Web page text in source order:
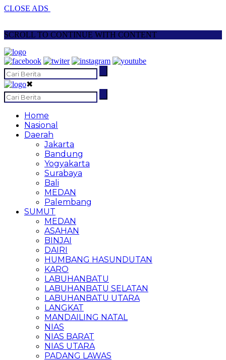
CLOSE ADS
SCROLL TO CONTINUE WITH CONTENT
✖
Home
Nasional
Daerah
Jakarta
Bandung
Yogyakarta
Surabaya
Bali
MEDAN
Palembang
SUMUT
MEDAN
ASAHAN
BINJAI
DAIRI
HUMBANG HASUNDUTAN
KARO
LABUHANBATU
LABUHANBATU SELATAN
LABUHANBATU UTARA
LANGKAT
MANDAILING NATAL
NIAS
NIAS BARAT
NIAS UTARA
PADANG LAWAS